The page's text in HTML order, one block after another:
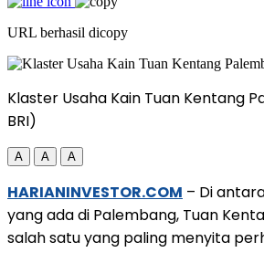
URL berhasil dicopy
Klaster Usaha Kain Tuan Kentang
BRI)
A A A
HARIANINVESTOR.COM – Di
yang ada di Palembang, Tuan
salah satu yang paling menyita